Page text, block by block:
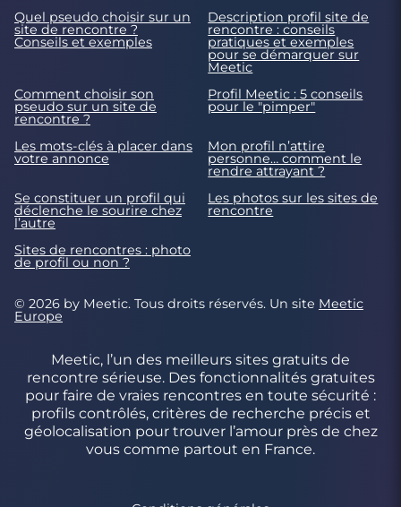
Quel pseudo choisir sur un
site de rencontre ?
Conseils et exemples
Description profil site de
rencontre : conseils
pratiques et exemples
pour se démarquer sur
Meetic
Comment choisir son
pseudo sur un site de
rencontre ?
Profil Meetic : 5 conseils
pour le "pimper"
Les mots-clés à placer dans
votre annonce
Mon profil n’attire
personne… comment le
rendre attrayant ?
Se constituer un profil qui
déclenche le sourire chez
l’autre
Les photos sur les sites de
rencontre
Sites de rencontres : photo
de profil ou non ?
© 2026 by Meetic. Tous droits réservés. Un site Meetic
Europe
Meetic, l’un des meilleurs sites gratuits de
rencontre sérieuse. Des fonctionnalités gratuites
pour faire de vraies rencontres en toute sécurité :
profils contrôlés, critères de recherche précis et
géolocalisation pour trouver l’amour près de chez
vous comme partout en France.